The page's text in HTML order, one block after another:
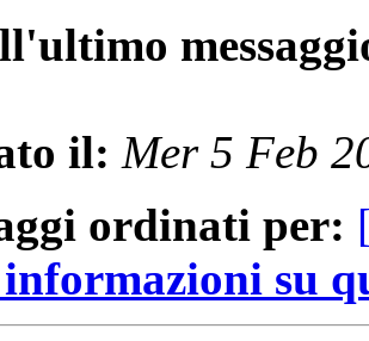
il: Mer 5 Feb
ordinati per:
su